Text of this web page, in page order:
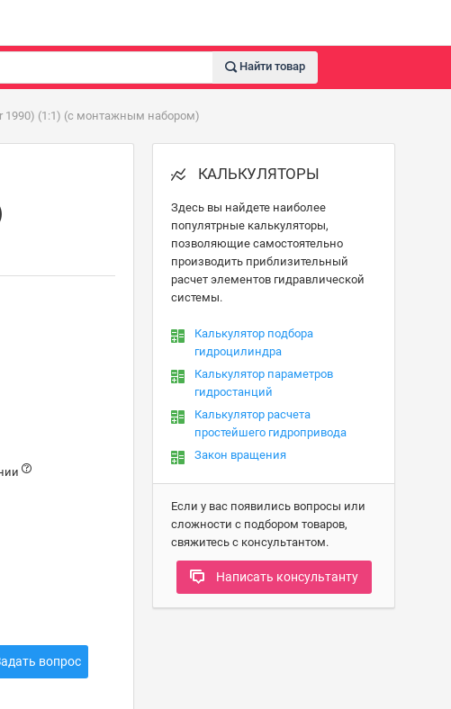
Найти товар
1990) (1:1) (с монтажным набором)
вопрос
КАЛЬКУЛЯТОРЫ
Здесь вы найдете наиболее
популятрные калькуляторы,
позволяющие самостоятельно
производить приблизительный
расчет элементов гидравлической
системы.
Калькулятор подбора
гидроцилиндра
Калькулятор параметров
гидростанций
Калькулятор расчета
простейшего гидропривода
Закон вращения
Если у вас появились вопросы или
сложности с подбором товаров,
свяжитесь с консультантом.
Написать консультанту